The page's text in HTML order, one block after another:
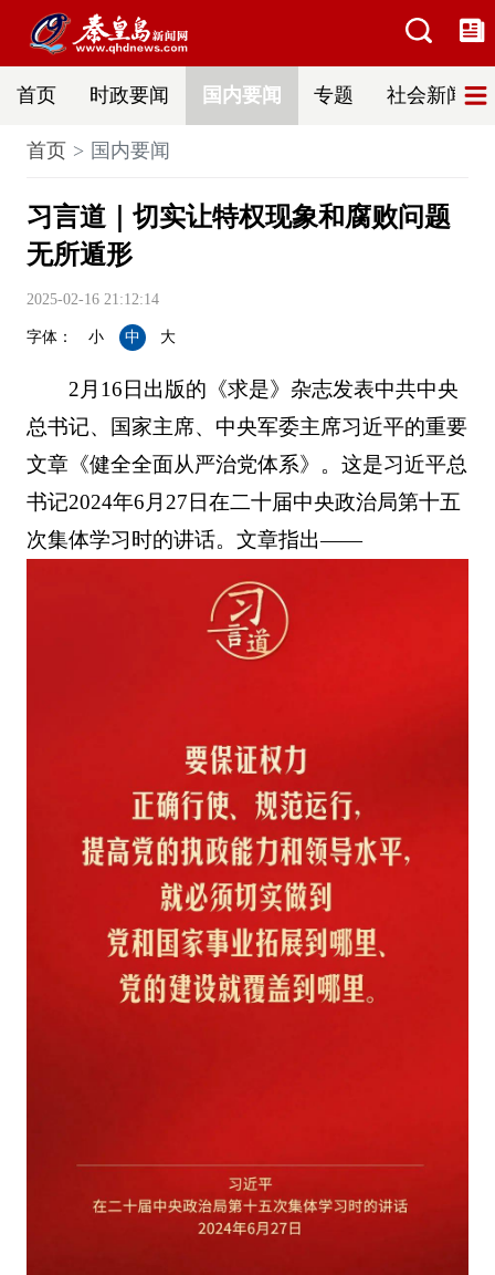
首页 时政要闻 国内要闻 专题 社会新闻
首页 国内要闻
习言道｜切实让特权现象和腐败问题
无所遁形
2025-02-16 21:12:14
字体： 小 中 大
2月16日出版的《求是》杂志发表中共中央
总书记、国家主席、中央军委主席习近平的重要
文章《健全全面从严治党体系》。这是习近平总
书记2024年6月27日在二十届中央政治局第十五
次集体学习时的讲话。文章指出——